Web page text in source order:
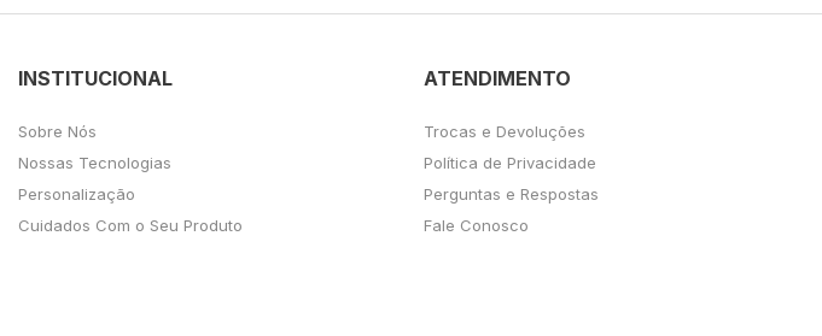
INSTITUCIONAL
Sobre Nós
Nossas Tecnologias
Personalização
Cuidados Com o Seu Produto
ATENDIMENTO
Trocas e Devoluções
Política de Privacidade
Perguntas e Respostas
Fale Conosco